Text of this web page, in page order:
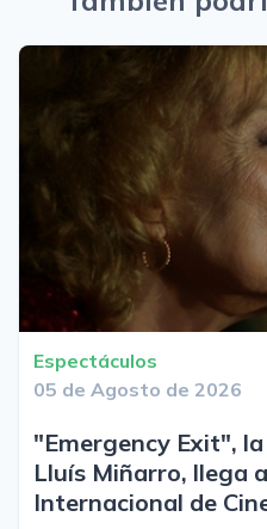
Espectáculos
05 de Agosto de 2026
"Emergency Exit",
Lluís Miñarro, llega
Internacional de